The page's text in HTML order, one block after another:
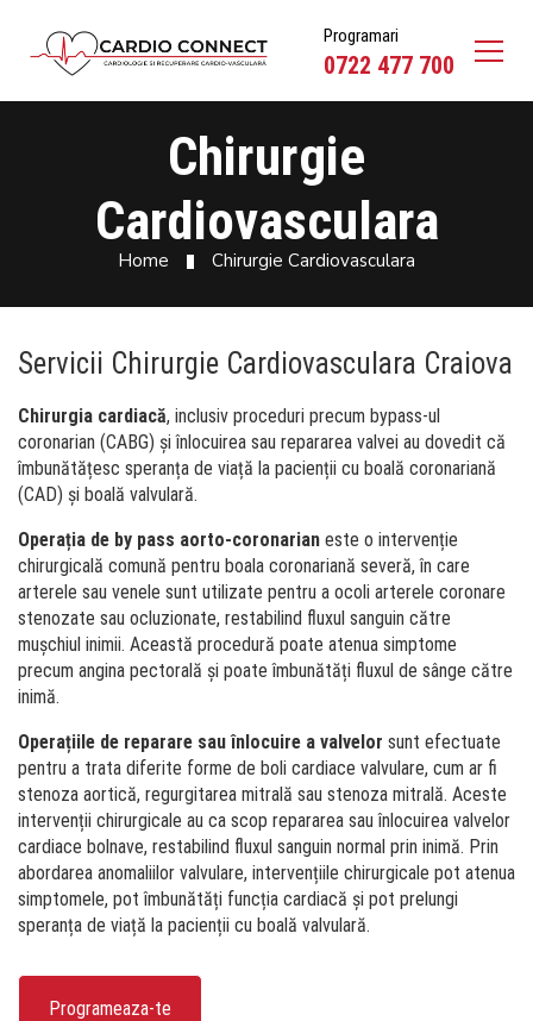
Programari
0722 477 700
Chirurgie
Cardiovasculara
Home Chirurgie Cardiovasculara
Servicii Chirurgie Cardiovasculara Craiova
Chirurgia cardiacă, inclusiv proceduri precum bypass-ul
coronarian (CABG) și înlocuirea sau repararea valvei au dovedit că
îmbunătățesc speranța de viață la pacienții cu boală coronariană
(CAD) și boală valvulară.
Operația de by pass aorto-coronarian este o intervenție
chirurgicală comună pentru boala coronariană severă, în care
arterele sau venele sunt utilizate pentru a ocoli arterele coronare
stenozate sau ocluzionate, restabilind fluxul sanguin către
mușchiul inimii. Această procedură poate atenua simptome
precum angina pectorală și poate îmbunătăți fluxul de sânge către
inimă.
Operațiile de reparare sau înlocuire a valvelor sunt efectuate
pentru a trata diferite forme de boli cardiace valvulare, cum ar fi
stenoza aortică, regurgitarea mitrală sau stenoza mitrală. Aceste
intervenții chirurgicale au ca scop repararea sau înlocuirea valvelor
cardiace bolnave, restabilind fluxul sanguin normal prin inimă. Prin
abordarea anomaliilor valvulare, intervențiile chirurgicale pot atenua
simptomele, pot îmbunătăți funcția cardiacă și pot prelungi
speranța de viață la pacienții cu boală valvulară.
Programeaza-te